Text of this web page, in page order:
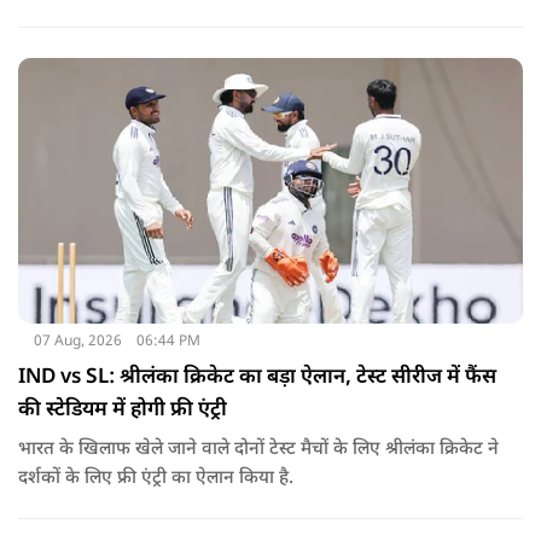
07 Aug, 2026 06:44 PM
IND vs SL: श्रीलंका क्रिकेट का बड़ा ऐलान, टेस्ट सीरीज में फैंस
की स्टेडियम में होगी फ्री एंट्री
भारत के खिलाफ खेले जाने वाले दोनों टेस्ट मैचों के लिए श्रीलंका क्रिकेट ने
दर्शकों के लिए फ्री एंट्री का ऐलान किया है.